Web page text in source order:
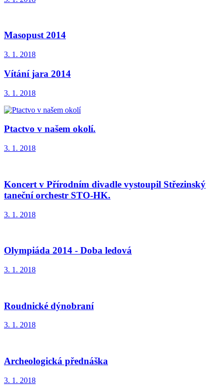
Masopust 2014
3. 1. 2018
Vítání jara 2014
3. 1. 2018
Ptactvo v našem okolí.
3. 1. 2018
Koncert v Přírodním divadle vystoupil Střezinský
taneční orchestr STO-HK.
3. 1. 2018
Olympiáda 2014 - Doba ledová
3. 1. 2018
Roudnické dýnobraní
3. 1. 2018
Archeologická přednáška
3. 1. 2018